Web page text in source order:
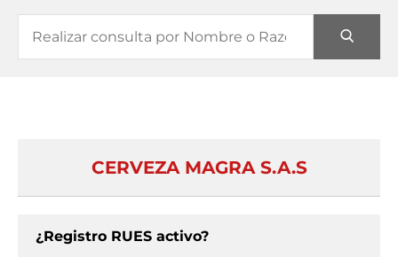
CERVEZA MAGRA S.A.S
¿Registro RUES activo?